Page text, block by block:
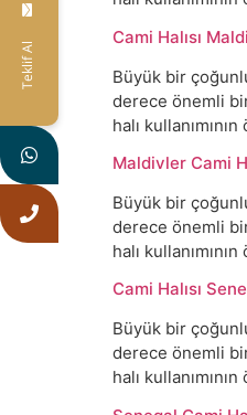
Cami Halısı
Büyük bir
derece önemli
halı
Maldivler Cami
Büyük bir
derece önemli
halı
Cami Halısı
Büyük bir
derece önemli
halı
Teklif Al